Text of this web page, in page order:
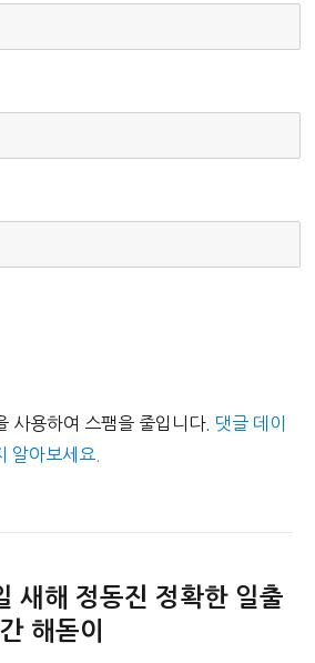
사용하여 스팸을 줄입니다. 댓글 데이
알아보세요.
새해 정동진 정확한 일출
해돋이